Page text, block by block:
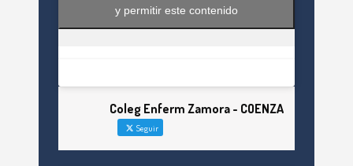
y permitir este contenido
Coleg Enferm Zamora - COENZA
Seguir